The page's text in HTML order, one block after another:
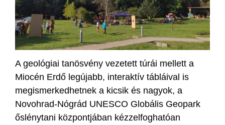
A geológiai tanösvény vezetett túrái mellett a
Miocén Erdő legújabb, interaktív tábláival is
megismerkedhetnek a kicsik és nagyok, a
Novohrad-Nógrád UNESCO Globális Geopark
őslénytani központjában kézzelfoghatóan